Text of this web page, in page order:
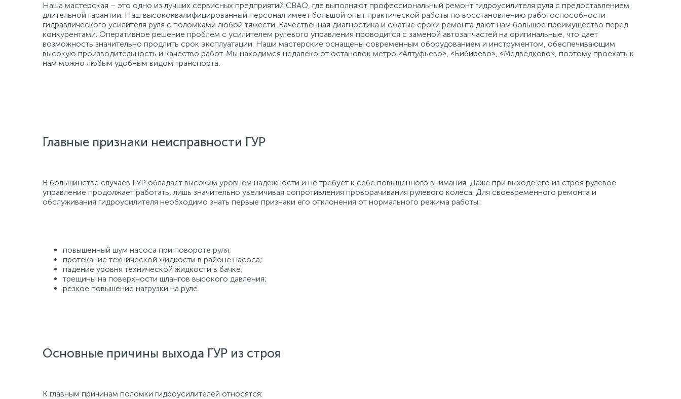
Наша мастерская – это одно из лучших сервисных предприятий СВАО, где выполняют профессиональный ремонт гидроусилителя руля с предоставлением
длительной гарантии. Наш высококвалифицированный персонал имеет большой опыт практической работы по восстановлению работоспособности
гидравлического усилителя руля с поломками любой тяжести. Качественная диагностика и сжатые сроки ремонта дают нам большое преимущество перед
конкурентами. Оперативное решение проблем с усилителем рулевого управления проводится с заменой автозапчастей на оригинальные, что дает
возможность значительно продлить срок эксплуатации. Наши мастерские оснащены современным оборудованием и инструментом, обеспечивающим
высокую производительность и качество работ. Мы находимся недалеко от остановок метро «Алтуфьево», «Бибирево», «Медведково», поэтому проехать к
нам можно любым удобным видом транспорта.
Главные признаки неисправности ГУР
В большинстве случаев ГУР обладает высоким уровнем надежности и не требует к себе повышенного внимания. Даже при выходе его из строя рулевое
управление продолжает работать, лишь значительно увеличивая сопротивления проворачивания рулевого колеса. Для своевременного ремонта и
обслуживания гидроусилителя необходимо знать первые признаки его отклонения от нормального режима работы:
повышенный шум насоса при повороте руля;
протекание технической жидкости в районе насоса;
падение уровня технической жидкости в бачке;
трещины на поверхности шлангов высокого давления;
резкое повышение нагрузки на руле.
Основные причины выхода ГУР из строя
К главным причинам поломки гидроусилителей относятся: